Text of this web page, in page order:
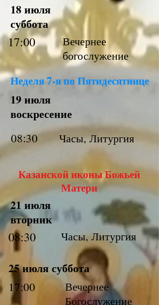
18 июля
суббота
17:00
Вечернее
богослужение
Неделя 7-я по Пятидесятнице
19 июля
воскресение
08:30 Часы, Литургия
Казанской иконы Божьей
Матери
21 июля
вторник
08:30 Часы, Литургия
25 июля суббота
17:00
Вечернее
Богослужение